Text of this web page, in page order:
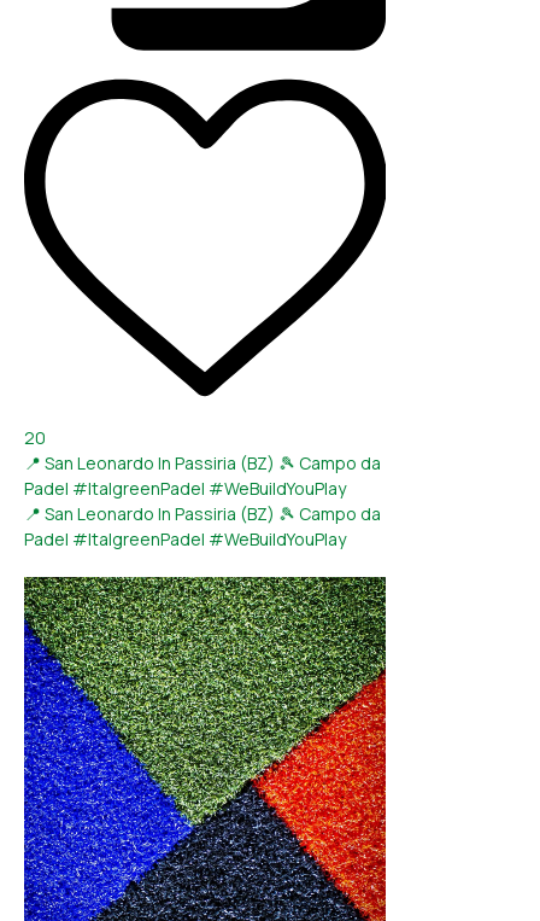
20
📍 San Leonardo In Passiria (BZ) 🎾 Campo da
Padel #ItalgreenPadel #WeBuildYouPlay
📍 San Leonardo In Passiria (BZ) 🎾 Campo da
Padel #ItalgreenPadel #WeBuildYouPlay